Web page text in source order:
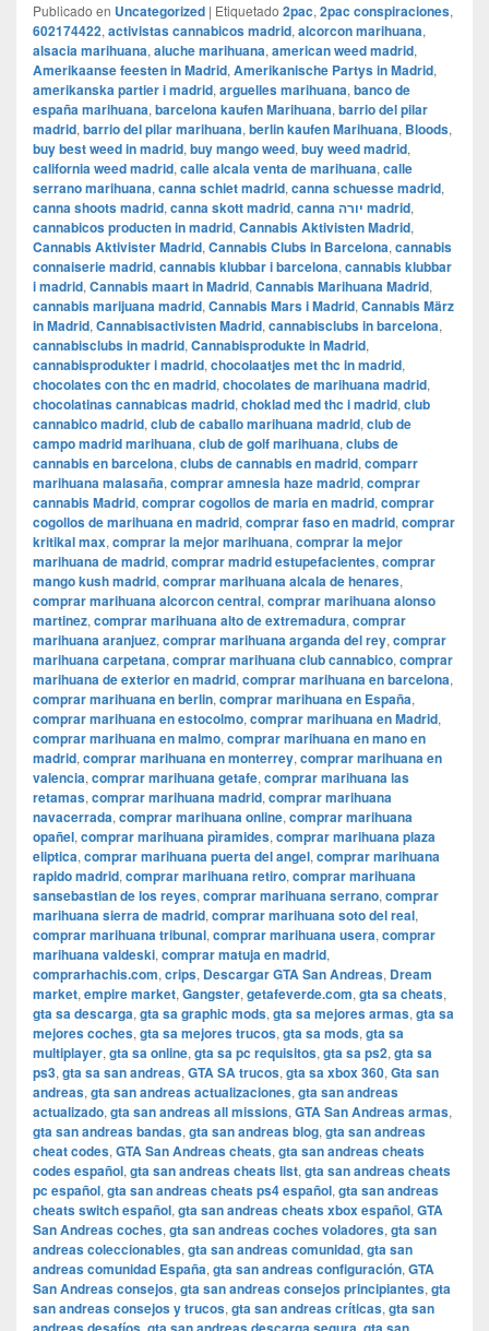
Publicado en Uncategorized | Etiquetado 2pac, 2pac conspiraciones,
602174422, activistas cannabicos madrid, alcorcon marihuana,
alsacia marihuana, aluche marihuana, american weed madrid,
Amerikaanse feesten in Madrid, Amerikanische Partys in Madrid,
amerikanska partier i madrid, arguelles marihuana, banco de
españa marihuana, barcelona kaufen Marihuana, barrio del pilar
madrid, barrio del pilar marihuana, berlin kaufen Marihuana, Bloods,
buy best weed in madrid, buy mango weed, buy weed madrid,
california weed madrid, calle alcala venta de marihuana, calle
serrano marihuana, canna schiet madrid, canna schuesse madrid,
canna shoots madrid, canna skott madrid, canna יורה madrid,
cannabicos producten in madrid, Cannabis Aktivisten Madrid,
Cannabis Aktivister Madrid, Cannabis Clubs in Barcelona, cannabis
connaiserie madrid, cannabis klubbar i barcelona, cannabis klubbar
i madrid, Cannabis maart in Madrid, Cannabis Marihuana Madrid,
cannabis marijuana madrid, Cannabis Mars i Madrid, Cannabis März
in Madrid, Cannabisactivisten Madrid, cannabisclubs in barcelona,
cannabisclubs in madrid, Cannabisprodukte in Madrid,
cannabisprodukter i madrid, chocolaatjes met thc in madrid,
chocolates con thc en madrid, chocolates de marihuana madrid,
chocolatinas cannabicas madrid, choklad med thc i madrid, club
cannabico madrid, club de caballo marihuana madrid, club de
campo madrid marihuana, club de golf marihuana, clubs de
cannabis en barcelona, clubs de cannabis en madrid, comparr
marihuana malasaña, comprar amnesia haze madrid, comprar
cannabis Madrid, comprar cogollos de maria en madrid, comprar
cogollos de marihuana en madrid, comprar faso en madrid, comprar
kritikal max, comprar la mejor marihuana, comprar la mejor
marihuana de madrid, comprar madrid estupefacientes, comprar
mango kush madrid, comprar marihuana alcala de henares,
comprar marihuana alcorcon central, comprar marihuana alonso
martinez, comprar marihuana alto de extremadura, comprar
marihuana aranjuez, comprar marihuana arganda del rey, comprar
marihuana carpetana, comprar marihuana club cannabico, comprar
marihuana de exterior en madrid, comprar marihuana en barcelona,
comprar marihuana en berlin, comprar marihuana en España,
comprar marihuana en estocolmo, comprar marihuana en Madrid,
comprar marihuana en malmo, comprar marihuana en mano en
madrid, comprar marihuana en monterrey, comprar marihuana en
valencia, comprar marihuana getafe, comprar marihuana las
retamas, comprar marihuana madrid, comprar marihuana
navacerrada, comprar marihuana online, comprar marihuana
opañel, comprar marihuana pìramides, comprar marihuana plaza
eliptica, comprar marihuana puerta del angel, comprar marihuana
rapido madrid, comprar marihuana retiro, comprar marihuana
sansebastian de los reyes, comprar marihuana serrano, comprar
marihuana sierra de madrid, comprar marihuana soto del real,
comprar marihuana tribunal, comprar marihuana usera, comprar
marihuana valdeski, comprar matuja en madrid,
comprarhachis.com, crips, Descargar GTA San Andreas, Dream
market, empire market, Gangster, getafeverde.com, gta sa cheats,
gta sa descarga, gta sa graphic mods, gta sa mejores armas, gta sa
mejores coches, gta sa mejores trucos, gta sa mods, gta sa
multiplayer, gta sa online, gta sa pc requisitos, gta sa ps2, gta sa
ps3, gta sa san andreas, GTA SA trucos, gta sa xbox 360, Gta san
andreas, gta san andreas actualizaciones, gta san andreas
actualizado, gta san andreas all missions, GTA San Andreas armas,
gta san andreas bandas, gta san andreas blog, gta san andreas
cheat codes, GTA San Andreas cheats, gta san andreas cheats
codes español, gta san andreas cheats list, gta san andreas cheats
pc español, gta san andreas cheats ps4 español, gta san andreas
cheats switch español, gta san andreas cheats xbox español, GTA
San Andreas coches, gta san andreas coches voladores, gta san
andreas coleccionables, gta san andreas comunidad, gta san
andreas comunidad España, gta san andreas configuración, GTA
San Andreas consejos, gta san andreas consejos principiantes, gta
san andreas consejos y trucos, gta san andreas críticas, gta san